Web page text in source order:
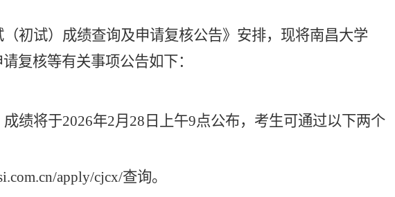
初试）成绩查询及申请复核公告》安排，现将南昌大学
复核等有关事项公告如下：
成绩将于2026年2月28 日 上午9点公布，考生可通过以下两个
apply/cjcx/查询。